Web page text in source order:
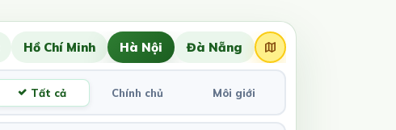
Hồ Chí Minh Hà Nội Đà Nẵng
Tất cả Chính chủ Môi giới